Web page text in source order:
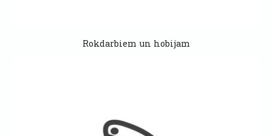
Rokdarbiem un hobijam